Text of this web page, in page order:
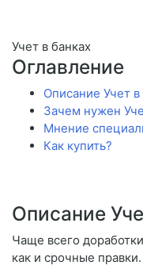
Учет в банках
Оглавление
Описание Учет в
Зачем нужен
Мнение
Как купить?
Описание
Чаще всего
как и срочные